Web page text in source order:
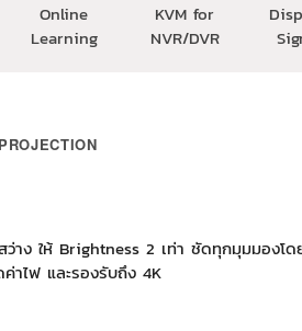
Online
Learning
KVM for
NVR/DVR
ง ให้ Brightness 2 เท่า ชัดทุกมุมมองโ
าไฟ และรองรับถึง 4K